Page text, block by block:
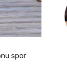
spor